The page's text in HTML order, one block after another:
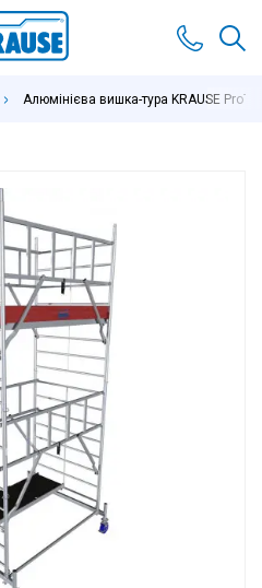
Алюмінієва вишка-тура KRAUSE